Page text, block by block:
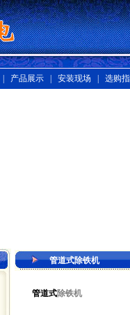
产品展示 | 安装现场 | 选购
管道式除铁机
管道式除铁机